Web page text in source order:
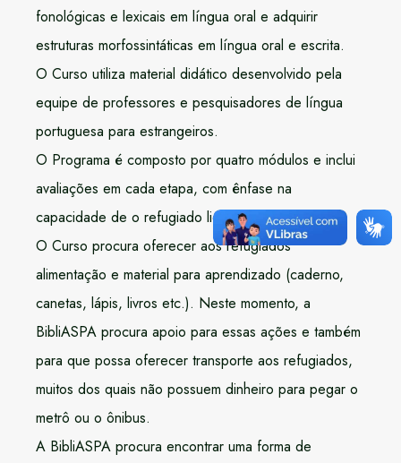
fonológicas e lexicais em língua oral e adquirir
estruturas morfossintáticas em língua oral e escrita.
O Curso utiliza material didático desenvolvido pela
equipe de professores e pesquisadores de língua
portuguesa para estrangeiros.
O Programa é composto por quatro módulos e inclui
avaliações em cada etapa, com ênfase na
capacidade de o refugiado lidar com o cotidiano.
O Curso procura oferecer aos refugiados
alimentação e material para aprendizado (caderno,
canetas, lápis, livros etc.). Neste momento, a
BibliASPA procura apoio para essas ações e também
para que possa oferecer transporte aos refugiados,
muitos dos quais não possuem dinheiro para pegar o
metrô ou o ônibus.
A BibliASPA procura encontrar uma forma de